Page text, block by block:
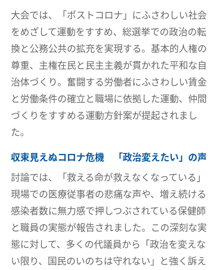
大会では、「ポストコロナ」にふさわしい社会
をめざして運動をすすめ、総選挙での政治の転
換と公務公共の拡充を実現する。基本的人権の
尊重、主権在民と民主主義が貫かれた平和な自
治体づくり。奮闘する労働者にふさわしい賃金
と労働条件の確立と職場に依拠した運動、仲間
づくりをすすめる運動方針案が提起されまし
た。
収束見えぬコロナ危機 「政治変えたい」の声
討論では、「救える命が救えなくなっている」
現場での医療従事者の悲痛な声や、増え続ける
感染者数に無力感で押しつぶされている保健師
と職員の実態が報告されました。この深刻な実
態に対して、多くの代議員から「政治を変えな
い限り、国民のいのちは守れない」と強く訴え